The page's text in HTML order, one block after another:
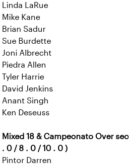
Linda LaRue
Mike Kane
Brian Sadur
Sue Burdette
Joni Albrecht
Piedra Allen
Tyler Harrie
David Jenkins
Anant Singh
Ken Deseuss
Mixed 18 & Campeonato Over
. 0 / 8 . 0 / 10 . 0 )
Pintor Darren